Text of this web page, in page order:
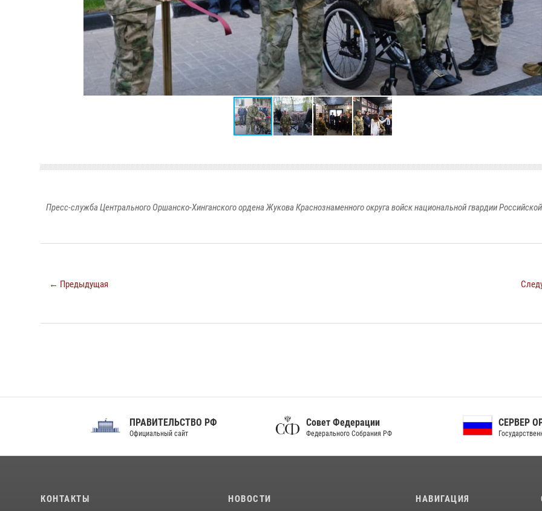
Пресс-служба Центрального Оршанско-Хинганского ордена Жукова Краснознаменного округа войск национальной гвардии
← Предыдущая
ПРАВИТЕЛЬСТВО РФ
Официальный сайт
Совет Федерации
Федерального Собрания РФ
СЕРВЕР ОРГАНОВ
Государственной власти РФ
КОНТАКТЫ НОВОСТИ НАВИГАЦИЯ